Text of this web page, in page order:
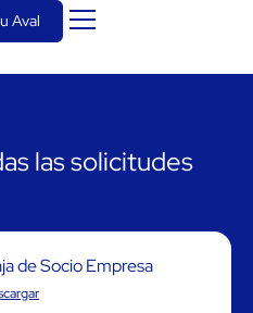
Aval
las solicitudes
de Socio Empresa